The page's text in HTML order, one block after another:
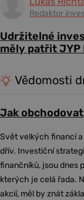
Redaktor
Udržitelné
měly patřit JYP
Vědomosti
Jak
Svět velkých financí
dřív. Investiční
finančníků, jsou dnes
kterých je celá řada.
akcií, měl by znát